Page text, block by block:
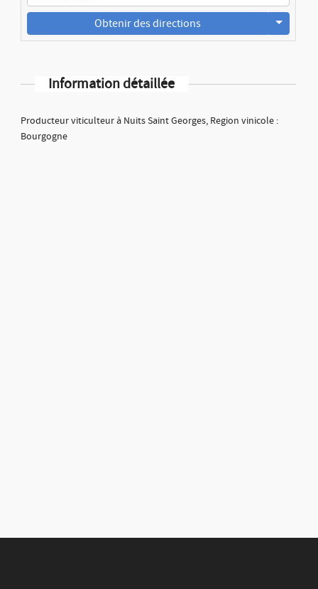
Obtenir des directions
Information détaillée
Producteur viticulteur à Nuits Saint Georges, Region vinicole :
Bourgogne